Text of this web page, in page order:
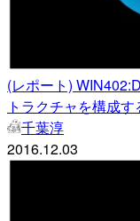
(レポート)
トラクチャを構成
千葉淳
2016.12.03